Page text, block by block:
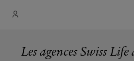
Les agences Swiss